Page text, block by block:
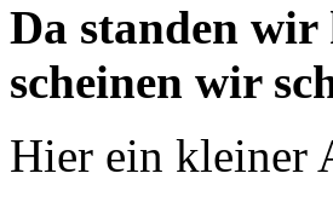
Da standen
scheinen wir
Hier ein kleiner